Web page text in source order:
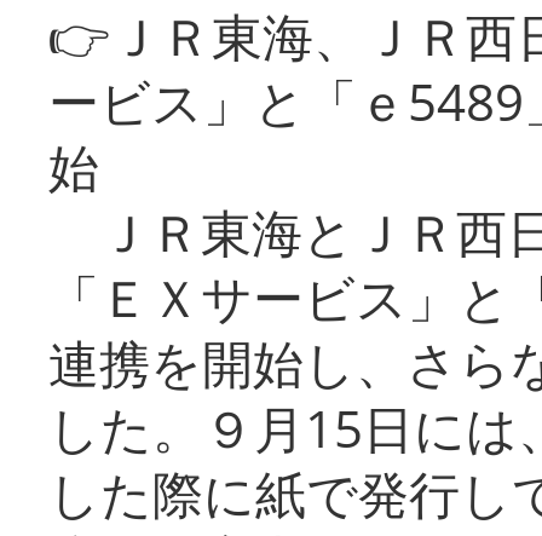
👉ＪＲ東海、ＪＲ
ービス」と「ｅ
始
ＪＲ東海とＪＲ西
「ＥＸサービス」
連携を開始し、さら
した。９月15日に
した際に紙で発行し